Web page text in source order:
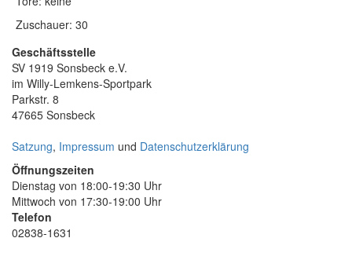
Zuschauer: 30
Geschäftsstelle
SV 1919 Sonsbeck e.V.
im Willy-Lemkens-Sportpark
Parkstr. 8
47665 Sonsbeck
Satzung, Impressum und Datenschutzerklärung
Öffnungszeiten
Dienstag von 18:00-19:30 Uhr
Mittwoch von 17:30-19:00 Uhr
Telefon
02838-1631